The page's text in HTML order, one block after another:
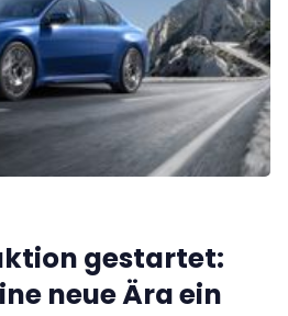
gestartet:
neue Ära ein